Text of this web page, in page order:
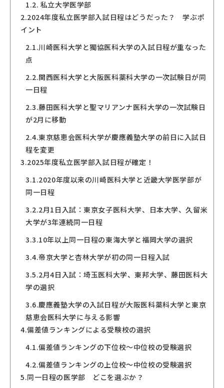
1.2. 私立大学医学部
2.2024年度私立医学部入試日程はどうだった？ 学ぶポ
イント
2.1.川崎医科大学と獨協医科大学の入試日程が重なった
点
2.2.関西医科大学と大阪医科薬科大学の一次試験日が同
一日程
2.3.藤田医科大学と聖マリアンナ医科大学の一次試験日
が2月に移動
2.4.東京慈恵会医科大学が慶應義塾大学の前日に入試日
程を変更
3.2025年度私立医学部入試日程が確定！
3.1.2020年度以来の川崎医科大学と近畿大学医学部が
同一日程
3.2.2月1日入試：東京女子医科大学、日本大学、久留米
大学が3年連続同一日程
3.3.10年以上同一日程の東海大学と福岡大学の選択
3.4.帝京大学と杏林大学が初の同一日程入試
3.5.2月4日入試：埼玉医科大学、東邦大学、藤田医科大
学の選択
3.6.慶應義塾大学の入試日程が大阪医科薬科大学と東京
慈恵会医科大学に与える影響
4.偏差値ランキングによる受験校の選択
4.1.偏差値ランキングの下位校〜中位校の受験選択
4.2.偏差値ランキングの上位校〜中位校の受験選択
5.同一日程の医学部 どこを選ぶか？